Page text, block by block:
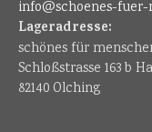
info@schoenes-
Lageradresse:
schönes für
Schloßstrasse 163 b
82140 Olching